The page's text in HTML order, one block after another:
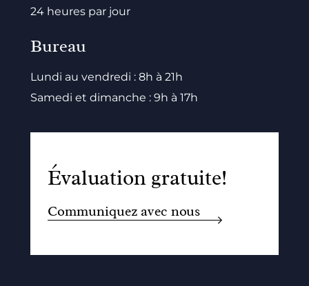
24 heures par jour
Bureau
Lundi au vendredi : 8h à 21h
Samedi et dimanche : 9h à 17h
Évaluation gratuite!
Communiquez avec nous